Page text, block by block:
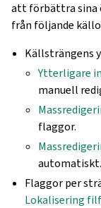
att förbättra sina
från följande
Källsträngens
Ytterligare
manuell
flaggor.
automatiskt.
Flaggor per
Lokalisering